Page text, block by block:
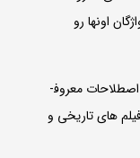
اونها رو
معروف­
های تاریخی و